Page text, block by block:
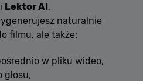
Lektor AI.
naturalnie
filmu, ale także:
w pliku wideo,
głosu,